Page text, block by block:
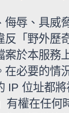
侮辱、具威
反「野外歷
案於本服務
在必要的情
IP 位址都
有權在任